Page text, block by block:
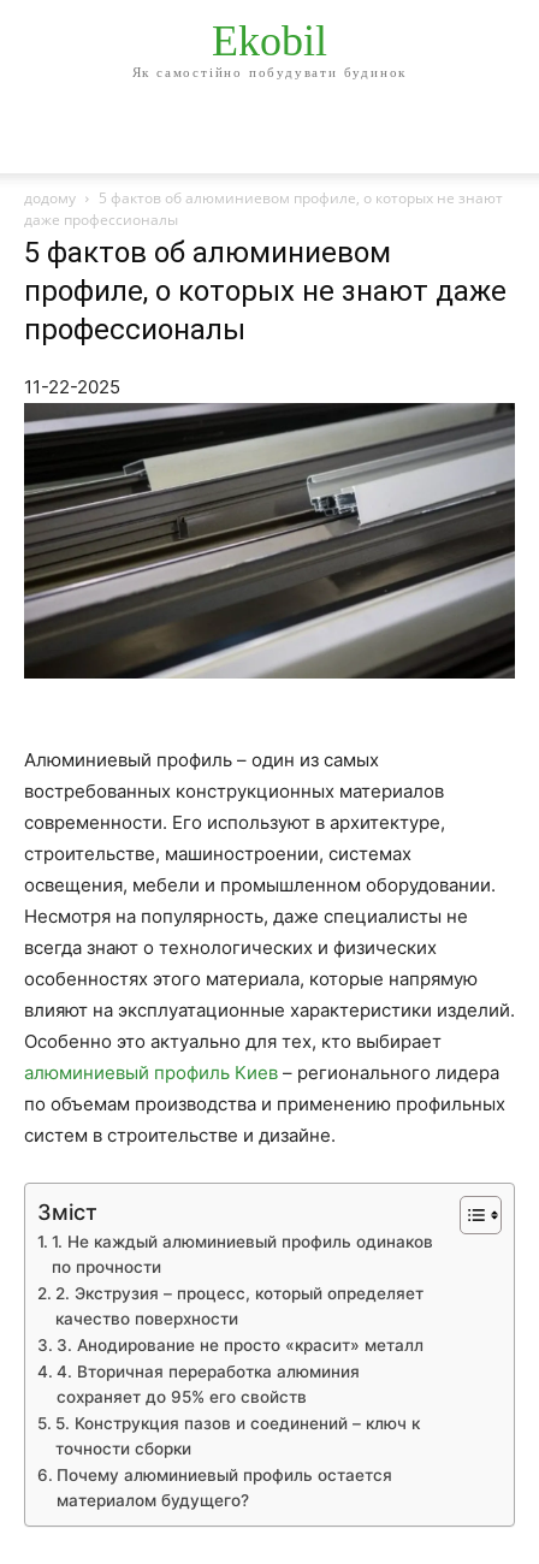
Ekobil
Як самостійно побудувати будинок
додому
5 фактов об алюминиевом профиле, о которых не знают
даже профессионалы
5 фактов об алюминиевом
профиле, о которых не знают даже
профессионалы
11-22-2025
Алюминиевый профиль – один из самых
востребованных конструкционных материалов
современности. Его используют в архитектуре,
строительстве, машиностроении, системах
освещения, мебели и промышленном оборудовании.
Несмотря на популярность, даже специалисты не
всегда знают о технологических и физических
особенностях этого материала, которые напрямую
влияют на эксплуатационные характеристики изделий.
Особенно это актуально для тех, кто выбирает
алюминиевый профиль Киев – регионального лидера
по объемам производства и применению профильных
систем в строительстве и дизайне.
Зміст
1. Не каждый алюминиевый профиль одинаков
по прочности
2. Экструзия – процесс, который определяет
качество поверхности
3. Анодирование не просто «красит» металл
4. Вторичная переработка алюминия
сохраняет до 95% его свойств
5. Конструкция пазов и соединений – ключ к
точности сборки
Почему алюминиевый профиль остается
материалом будущего?